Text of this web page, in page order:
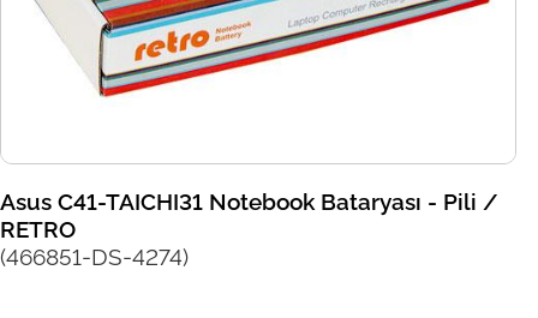
Asus C41-TAICHI31 Notebook Bataryası - Pili /
RETRO
(466851-DS-4274)